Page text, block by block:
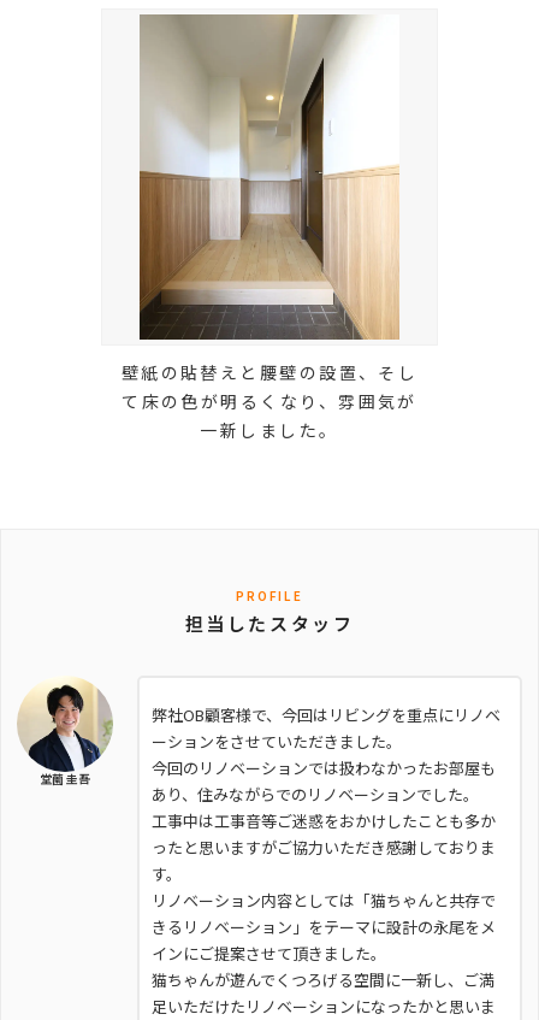
壁紙の貼替えと腰壁の設置、そし
て床の色が明るくなり、雰囲気が
一新しました。
PROFILE
担当したスタッフ
堂薗 圭吾
弊社OB顧客様で、今回はリビングを重点にリノベ
ーションをさせていただきました。
今回のリノベーションでは扱わなかったお部屋も
あり、住みながらでのリノベーションでした。
工事中は工事音等ご迷惑をおかけしたことも多か
ったと思いますがご協力いただき感謝しておりま
す。
リノベーション内容としては「猫ちゃんと共存で
きるリノベーション」をテーマに設計の永尾をメ
インにご提案させて頂きました。
猫ちゃんが遊んでくつろげる空間に一新し、ご満
足いただけたリノベーションになったかと思いま